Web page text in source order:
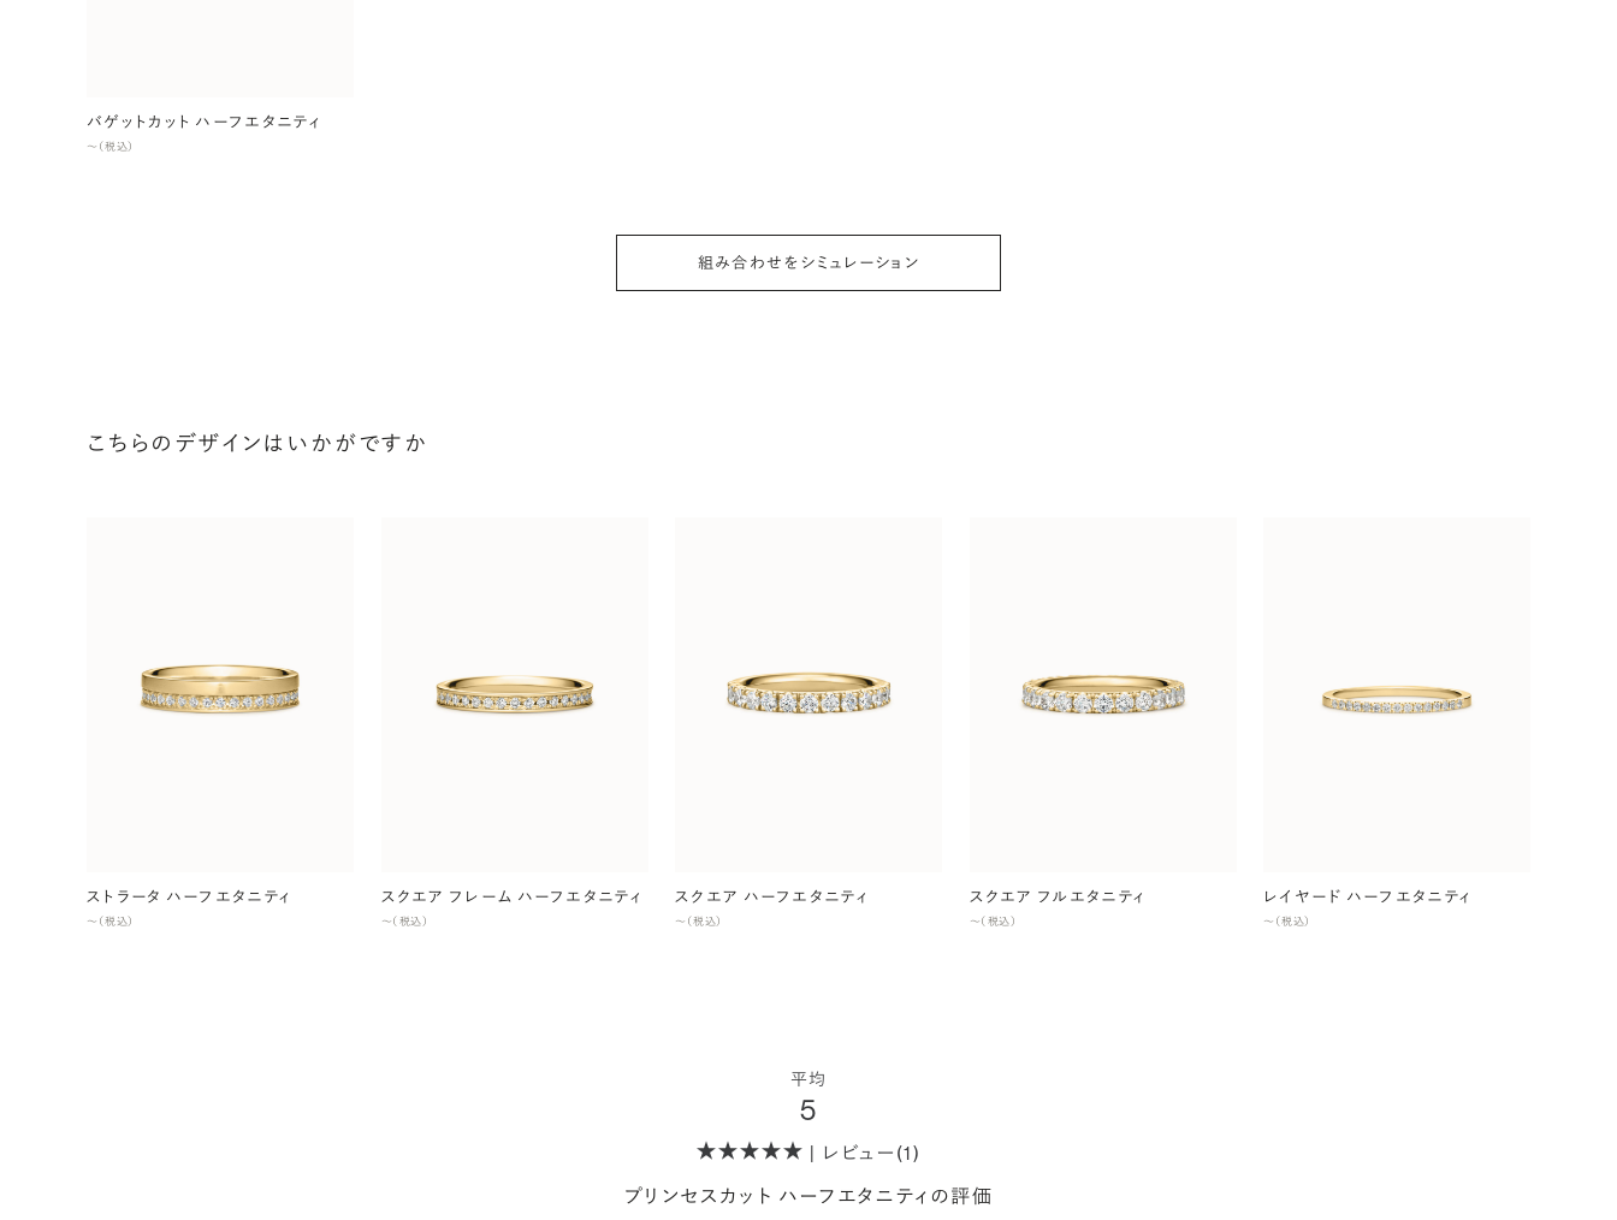
バゲットカット ハーフエタニティ
〜（税込）
組み合わせをシミュレーション
こちらのデザインはいかがですか
ストラータ ハーフエタニティ
〜（税込）
スクエア フレーム ハーフエタニティ
〜（税込）
スクエア ハーフエタニティ
〜（税込）
スクエア フルエタニティ
〜（税込）
レイヤード ハーフエタニティ
〜（税込）
平均
5
| レビュー(1)
プリンセスカット ハーフエタニティの評価